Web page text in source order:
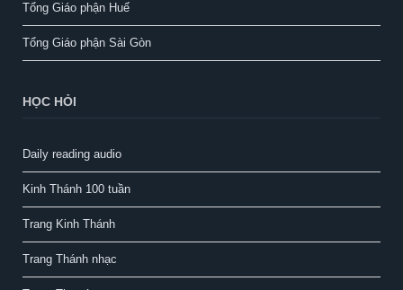
Tổng Giáo phận Huế
Tổng Giáo phận Sài Gòn
HỌC HỎI
Daily reading audio
Kinh Thánh 100 tuần
Trang Kinh Thánh
Trang Thánh nhạc